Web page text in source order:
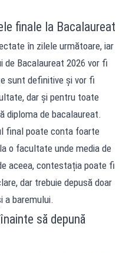
finale la Bacalaureat
în zilele următoare, iar
Bacalaureat 2026 vor fi
sunt definitive și vor fi
dar și pentru toate
diploma de bacalaureat.
final poate conta foarte
o facultate unde media de
aceea, contestația poate fi
dar trebuie depusă doar
a baremului.
să depună